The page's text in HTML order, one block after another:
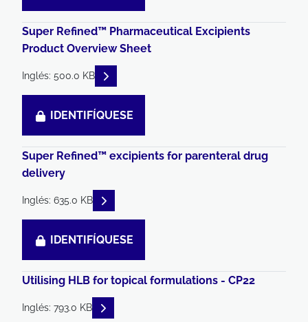
Super Refined™ Pharmaceutical Excipients
Product Overview Sheet
Inglés: 500.0 KB READ DESCRIPTIONS
IDENTIFÍQUESE
Super Refined™ excipients for parenteral drug
delivery
Inglés: 635.0 KB READ DESCRIPTIONS
IDENTIFÍQUESE
Utilising HLB for topical formulations - CP22
Inglés: 793.0 KB READ DESCRIPTIONS